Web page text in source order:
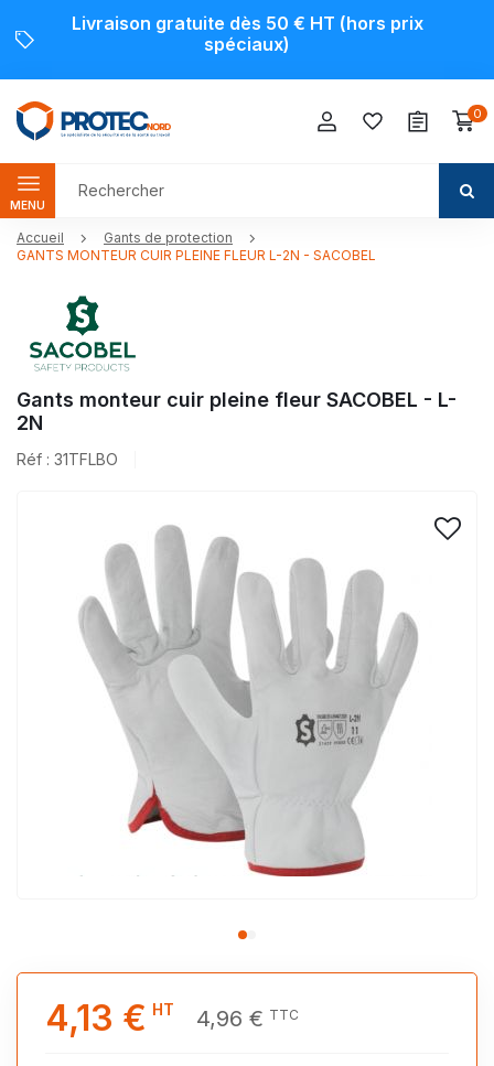
Livraison gratuite dès 50 € HT (hors prix
spéciaux)
0
MENU
Accueil
Gants de protection
GANTS MONTEUR CUIR PLEINE FLEUR L-2N - SACOBEL
Gants monteur cuir pleine fleur SACOBEL - L-
2N
Réf : 31TFLBO
4,13 € HT 4,96 € TTC